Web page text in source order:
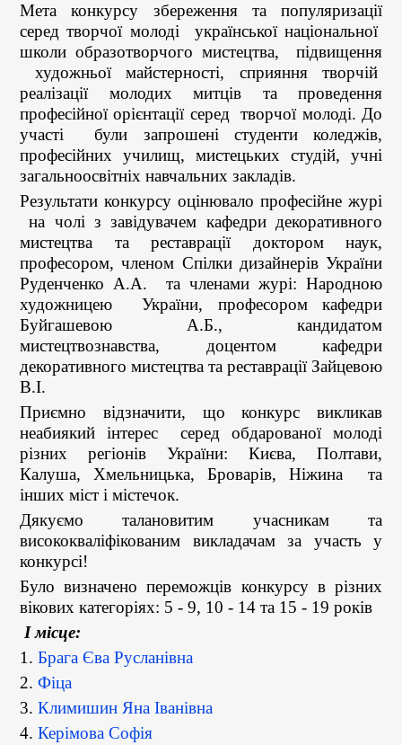
Мета конкурсу збереження та популяризації
серед творчої молоді української національної
школи образотворчого мистецтва, підвищення
художньої майстерності, сприяння творчій
реалізації молодих митців та проведення
професійної орієнтації серед творчої молоді. До
участі були запрошені студенти коледжів,
професійних училищ, мистецьких студій, учні
загальноосвітніх навчальних закладів.
Результати конкурсу оцінювало професійне журі
на чолі з завідувачем кафедри декоративного
мистецтва та реставрації доктором наук,
професором, членом Спілки дизайнерів України
Руденченко А.А. та членами журі: Народною
художницею України, професором кафедри
Буйгашевою А.Б., кандидатом
мистецтвознавства, доцентом кафедри
декоративного мистецтва та реставрації Зайцевою
В.І.
Приємно відзначити, що конкурс викликав
неабиякий інтерес серед обдарованої молоді
різних регіонів України: Києва, Полтави,
Калуша, Хмельницька, Броварів, Ніжина та
інших міст і містечок.
Дякуємо талановитим учасникам та
висококваліфікованим викладачам за участь у
конкурсі!
Було визначено переможців конкурсу в різних
вікових категоріях: 5 - 9, 10 - 14 та 15 - 19 років
І місце:
1. Брага Єва Русланівна
2. Фіца
3. Климишин Яна Іванівна
4. Керімова Софія